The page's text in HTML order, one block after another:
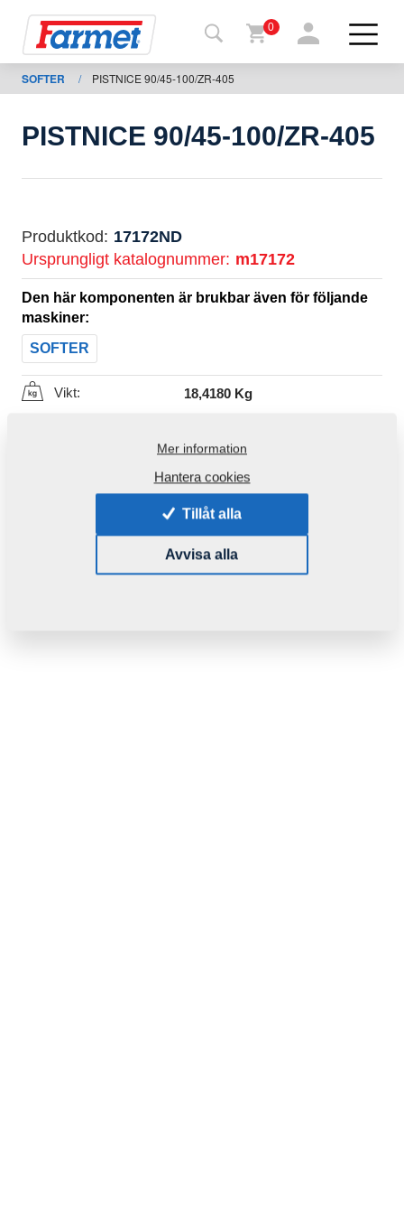
shop
Mina
maskiner
För
nedladdning
0
SOFTER / PISTNICE 90/45-100/ZR-405
PISTNICE 90/45-100/ZR-405
Produktkod: 17172ND
Ursprungligt katalognummer: m17172
Den här komponenten är brukbar även för följande
maskiner:
SOFTER
Vikt: 18,4180 Kg
Mer information
Hantera cookies
Tillåt alla
Avvisa alla